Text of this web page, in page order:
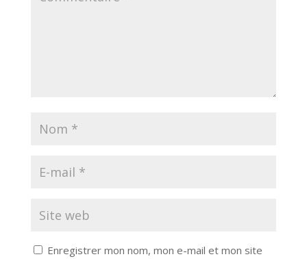
Enregistrer mon nom, mon e-mail et mon site